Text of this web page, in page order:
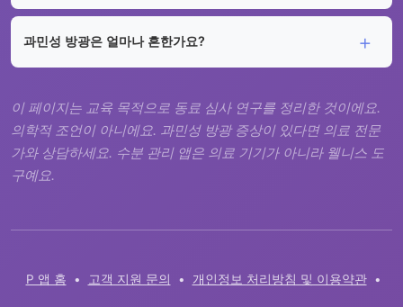
과민성 방광은 얼마나 흔한가요?
이 페이지는 교육 목적으로 동료 심사 연구를 정리한 것이에요.
의학적 조언이 아니에요. 과민성 방광 증상이 있다면 의료 전문
가와 상담하세요. 수분 관리 앱은 의료 기기가 아니라 웰니스 도
구예요.
P 앱 홈 • 고객 지원 문의 • 개인정보 처리방침 및 이용약관 •